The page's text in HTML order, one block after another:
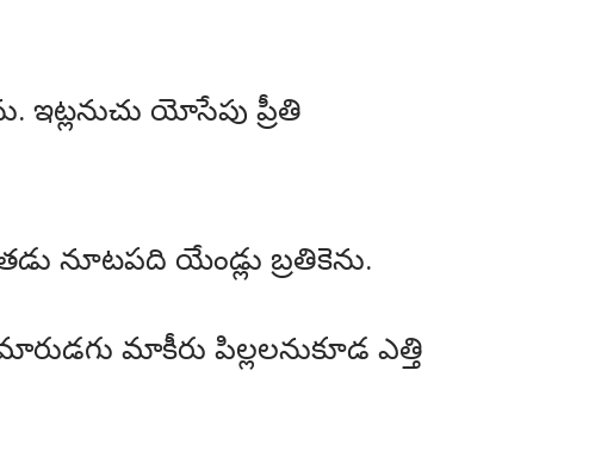
ఇట్లనుచు యోసేపు ప్రీతి
నూటపది యేండ్లు బ్రతికెను.
మాకీరు పిల్లలనుకూడ ఎత్తి